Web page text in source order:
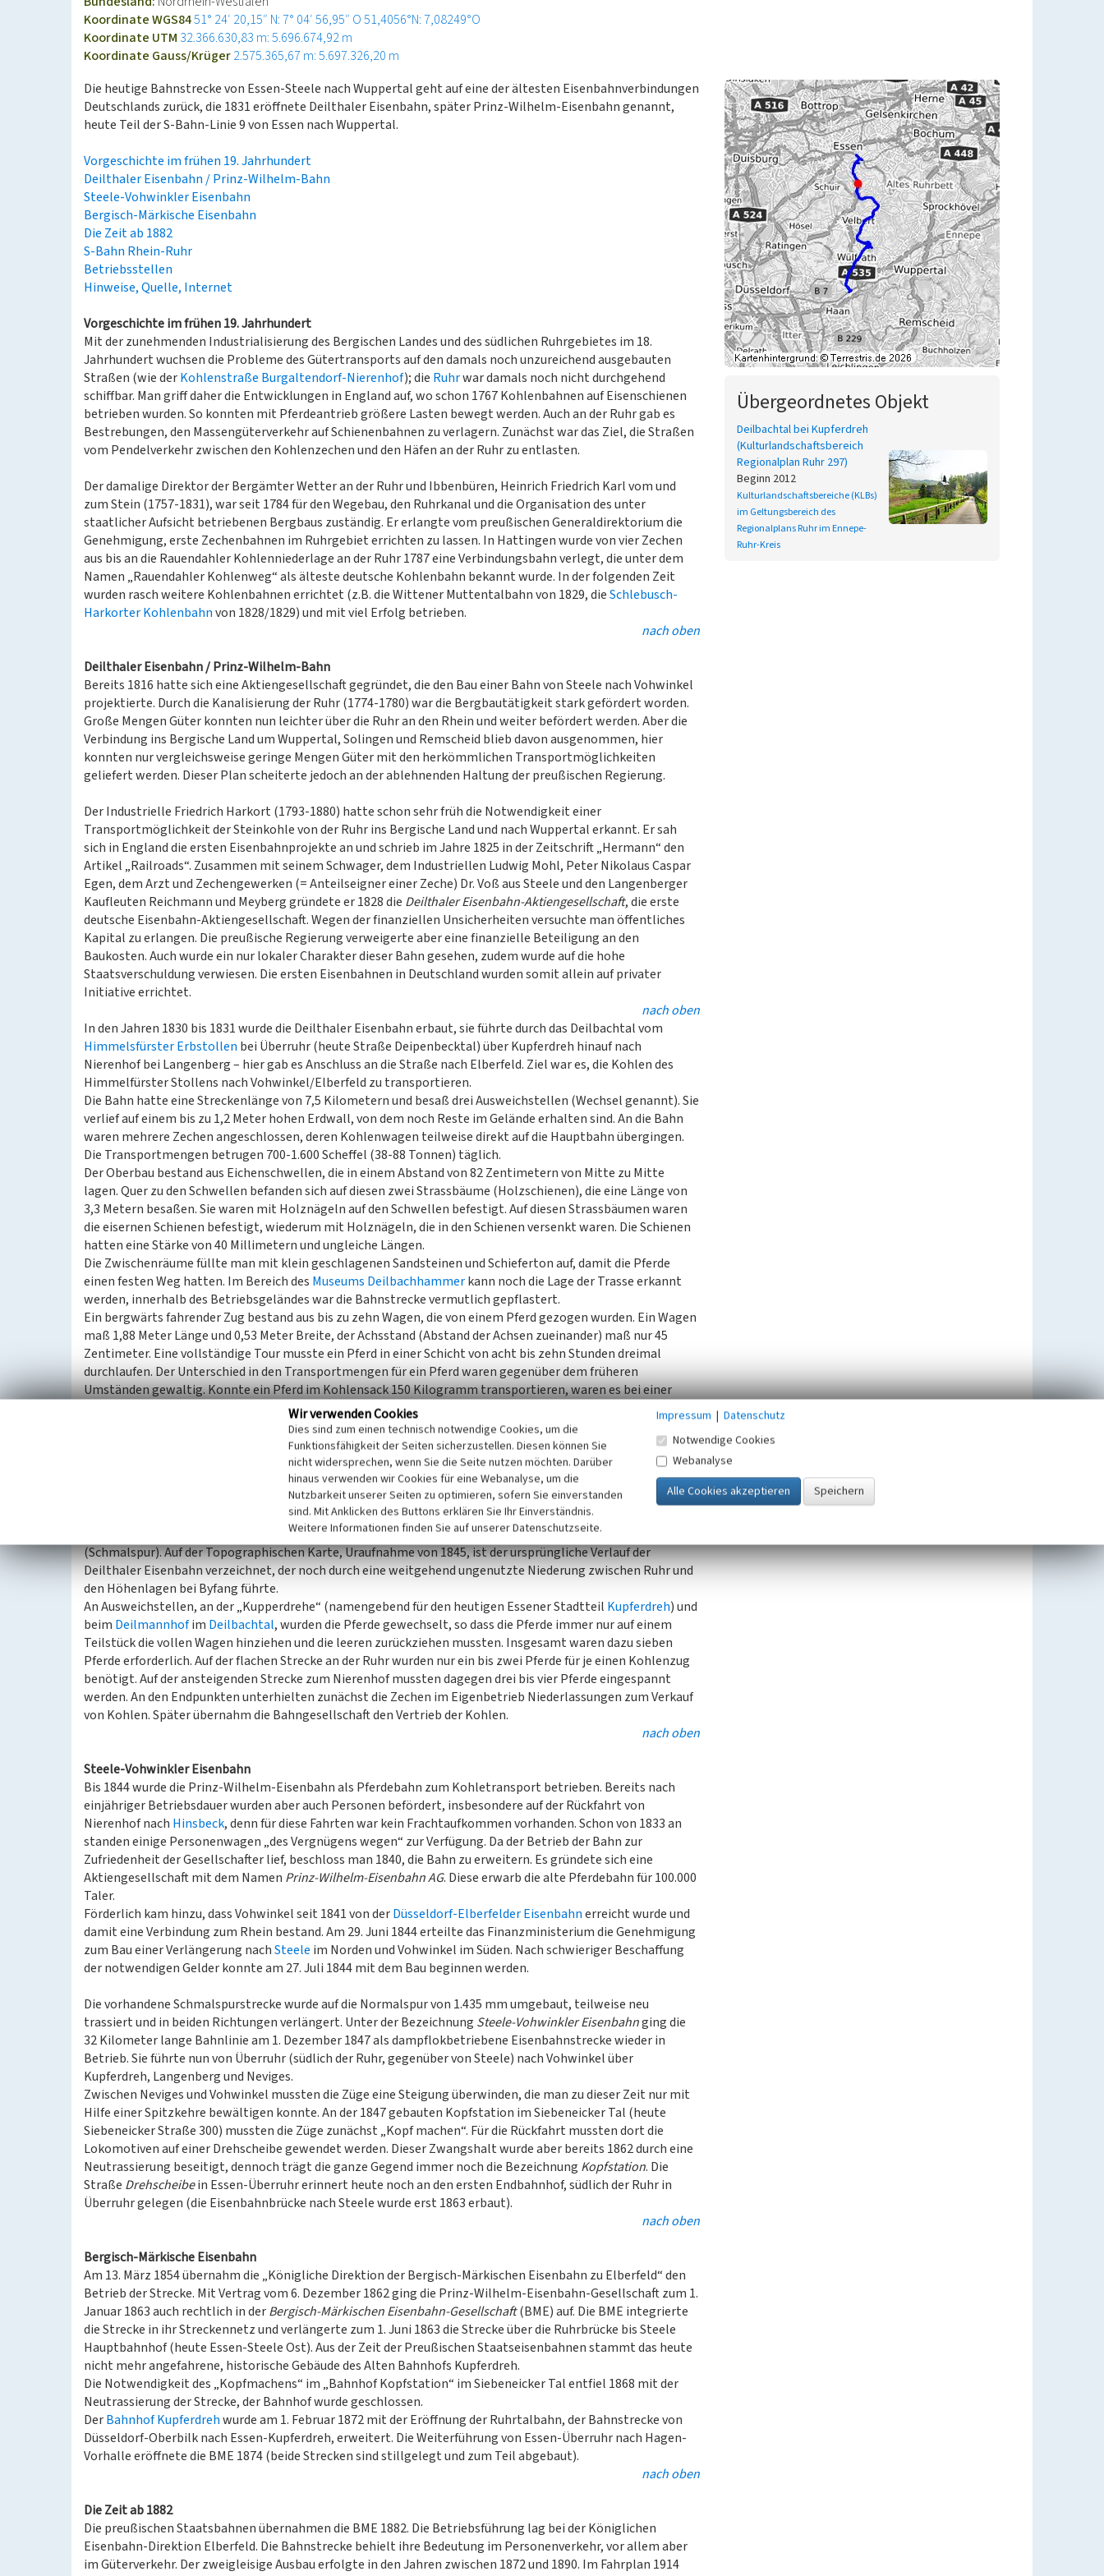
Koordinate WGS8451° 24′ 20,15″ N: 7° 04′ 56,95″ O51,4056°N: 7,08249°O
Koordinate UTM 32.366.630,83 m: 5.696.674,92 m
Koordinate Gauss/Krüger2.575.365,67 m: 5.697.326,20 m
Die heutige Bahnstrecke von Essen-Steele nach Wuppertal geht auf eine der ältesten Eisenbahnverbindungen
Deutschlands zurück, die 1831 eröffnete Deilthaler Eisenbahn, später Prinz-Wilhelm-Eisenbahn genannt,
heute Teil der S-Bahn-Linie 9 von Essen nach Wuppertal.
Vorgeschichte im frühen 19. Jahrhundert
Deilthaler Eisenbahn / Prinz-Wilhelm-Bahn
Steele-Vohwinkler Eisenbahn
Bergisch-Märkische Eisenbahn
Die Zeit ab 1882
S-Bahn Rhein-Ruhr
Betriebsstellen
Hinweise, Quelle, Internet
Vorgeschichte im frühen 19. Jahrhundert
Mit der zunehmenden Industrialisierung des Bergischen Landes und des südlichen Ruhrgebietes im 18.
Jahrhundert wuchsen die Probleme des Gütertransports auf den damals noch unzureichend ausgebauten
Straßen (wie derKohlenstraße Burgaltendorf-Nierenhof); die Ruhrwar damals noch nicht durchgehend
schiffbar. Man griff daher die Entwicklungen in England auf, wo schon 1767 Kohlenbahnen auf Eisenschienen
betrieben wurden. So konnten mit Pferdeantrieb größere Lasten bewegt werden. Auch an der Ruhr gab es
Bestrebungen, den Massengüterverkehr auf Schienenbahnen zu verlagern. Zunächst war das Ziel, die Straßen
vom Pendelverkehr zwischen den Kohlenzechen und den Häfen an der Ruhr zu entlasten.
Der damalige Direktor der Bergämter Wetter an der Ruhr und Ibbenbüren, Heinrich Friedrich Karl vom und
zum Stein (1757-1831), war seit 1784 für den Wegebau, den Ruhrkanal und die Organisation des unter
staatlicher Aufsicht betriebenen Bergbaus zuständig. Er erlangte vom preußischen Generaldirektorium die
Genehmigung, erste Zechenbahnen im Ruhrgebiet errichten zu lassen. In Hattingen wurde von vier Zechen
aus bis an die Rauendahler Kohlenniederlage an der Ruhr 1787 eine Verbindungsbahn verlegt, die unter dem
Namen „Rauendahler Kohlenweg“ als älteste deutsche Kohlenbahn bekannt wurde. In der folgenden Zeit
wurden rasch weitere Kohlenbahnen errichtet (z.B. die Wittener Muttentalbahn von 1829, dieSchlebusch-
Harkorter Kohlenbahnvon 1828/1829) und mit viel Erfolg betrieben.
nach oben
Deilthaler Eisenbahn / Prinz-Wilhelm-Bahn
Bereits 1816 hatte sich eine Aktiengesellschaft gegründet, die den Bau einer Bahn von Steele nach Vohwinkel
projektierte. Durch die Kanalisierung der Ruhr (1774-1780) war die Bergbautätigkeit stark gefördert worden.
Große Mengen Güter konnten nun leichter über die Ruhr an den Rhein und weiter befördert werden. Aber die
Verbindung ins Bergische Land um Wuppertal, Solingen und Remscheid blieb davon ausgenommen, hier
konnten nur vergleichsweise geringe Mengen Güter mit den herkömmlichen Transportmöglichkeiten
geliefert werden. Dieser Plan scheiterte jedoch an der ablehnenden Haltung der preußischen Regierung.
Der Industrielle Friedrich Harkort (1793-1880) hatte schon sehr früh die Notwendigkeit einer
Transportmöglichkeit der Steinkohle von der Ruhr ins Bergische Land und nach Wuppertal erkannt. Er sah
sich in England die ersten Eisenbahnprojekte an und schrieb im Jahre 1825 in der Zeitschrift „Hermann“ den
Artikel „Railroads“. Zusammen mit seinem Schwager, dem Industriellen Ludwig Mohl, Peter Nikolaus Caspar
Egen, dem Arzt und Zechengewerken (= Anteilseigner einer Zeche) Dr. Voß aus Steele und den Langenberger
Kaufleuten Reichmann und Meyberg gründete er 1828 die Deilthaler Eisenbahn-Aktiengesellschaft, die erste
deutsche Eisenbahn-Aktiengesellschaft. Wegen der finanziellen Unsicherheiten versuchte man öffentliches
Kapital zu erlangen. Die preußische Regierung verweigerte aber eine finanzielle Beteiligung an den
Baukosten. Auch wurde ein nur lokaler Charakter dieser Bahn gesehen, zudem wurde auf die hohe
Staatsverschuldung verwiesen. Die ersten Eisenbahnen in Deutschland wurden somit allein auf privater
Initiative errichtet.
nach oben
In den Jahren 1830 bis 1831 wurde die Deilthaler Eisenbahn erbaut, sie führte durch das Deilbachtal vom
Himmelsfürster Erbstollen bei Überruhr (heute Straße Deipenbecktal) über Kupferdreh hinauf nach
Nierenhof bei Langenberg – hier gab es Anschluss an die Straße nach Elberfeld. Ziel war es, die Kohlen des
Himmelfürster Stollens nach Vohwinkel/Elberfeld zu transportieren.
Die Bahn hatte eine Streckenlänge von 7,5 Kilometern und besaß drei Ausweichstellen (Wechsel genannt). Sie
verlief auf einem bis zu 1,2 Meter hohen Erdwall, von dem noch Reste im Gelände erhalten sind. An die Bahn
waren mehrere Zechen angeschlossen, deren Kohlenwagen teilweise direkt auf die Hauptbahn übergingen.
Die Transportmengen betrugen 700-1.600 Scheffel (38-88 Tonnen) täglich.
Der Oberbau bestand aus Eichenschwellen, die in einem Abstand von 82 Zentimetern von Mitte zu Mitte
lagen. Quer zu den Schwellen befanden sich auf diesen zwei Strassbäume (Holzschienen), die eine Länge von
3,3 Metern besaßen. Sie waren mit Holznägeln auf den Schwellen befestigt. Auf diesen Strassbäumen waren
die eisernen Schienen befestigt, wiederum mit Holznägeln, die in den Schienen versenkt waren. Die Schienen
hatten eine Stärke von 40 Millimetern und ungleiche Längen.
Die Zwischenräume füllte man mit klein geschlagenen Sandsteinen und Schieferton auf, damit die Pferde
einen festen Weg hatten. Im Bereich des Museums Deilbachhammerkann noch die Lage der Trasse erkannt
werden, innerhalb des Betriebsgeländes war die Bahnstrecke vermutlich gepflastert.
Ein bergwärts fahrender Zug bestand aus bis zu zehn Wagen, die von einem Pferd gezogen wurden. Ein Wagen
maß 1,88 Meter Länge und 0,53 Meter Breite, der Achsstand (Abstand der Achsen zueinander) maß nur 45
Zentimeter. Eine vollständige Tour musste ein Pferd in einer Schicht von acht bis zehn Stunden dreimal
durchlaufen. Der Unterschied in den Transportmengen für ein Pferd waren gegenüber dem früheren
Umständen gewaltig. Konnte ein Pferd im Kohlensack 150 Kilogramm transportieren, waren es bei einer
Fahrt mit der Bahn 4.400 Kilogramm (ohne Wagengewichte), also fast 30 Mal mehr.
nach oben
Am 20. September 1831 wurde die Strecke durch Prinz Wilhelm von Preußen, dem jüngsten Bruder König
Friedrich Wilhelms II. und späteren preußischen König Wilhelm I. und ab 1871 Kaiser Wilhelm I. (1797-1888),
und seiner Familie befahren. Sie nutzten dabei einen mit Teppichen ausgeschlagenen Kohlenwagen. Die Bahn
durfte sich später mit seiner ErlaubnisPrinz-Wilhelm-Eisenbahnnennen.
Diese Bahn trug bereits die Bezeichnung „Eisenbahn“, weil sie mit eisernen Rädern auf eisernen Schienen fuhr.
Die Gesamtstrecke betrug eine preußische Meile (7.532 Meter), die Spurbreite zunächst 820 Millimeter
(Schmalspur). Auf der Topographischen Karte, Uraufnahme von 1845, ist der ursprüngliche Verlauf der
Deilthaler Eisenbahn verzeichnet, der noch durch eine weitgehend ungenutzte Niederung zwischen Ruhr und
den Höhenlagen bei Byfang führte.
An Ausweichstellen, an der „Kupperdrehe“ (namengebend für den heutigen Essener Stadtteil Kupferdreh) und
beim Deilmannhofim Deilbachtal, wurden die Pferde gewechselt, so dass die Pferde immer nur auf einem
Teilstück die vollen Wagen hinziehen und die leeren zurückziehen mussten. Insgesamt waren dazu sieben
Pferde erforderlich. Auf der flachen Strecke an der Ruhr wurden nur ein bis zwei Pferde für je einen Kohlenzug
benötigt. Auf der ansteigenden Strecke zum Nierenhof mussten dagegen drei bis vier Pferde eingespannt
werden. An den Endpunkten unterhielten zunächst die Zechen im Eigenbetrieb Niederlassungen zum Verkauf
von Kohlen. Später übernahm die Bahngesellschaft den Vertrieb der Kohlen.
nach oben
Steele-Vohwinkler Eisenbahn
Bis 1844 wurde die Prinz-Wilhelm-Eisenbahn als Pferdebahn zum Kohletransport betrieben. Bereits nach
einjähriger Betriebsdauer wurden aber auch Personen befördert, insbesondere auf der Rückfahrt von
Nierenhof nach Hinsbeck, denn für diese Fahrten war kein Frachtaufkommen vorhanden. Schon von 1833 an
standen einige Personenwagen „des Vergnügens wegen“ zur Verfügung. Da der Betrieb der Bahn zur
Zufriedenheit der Gesellschafter lief, beschloss man 1840, die Bahn zu erweitern. Es gründete sich eine
Aktiengesellschaft mit dem Namen Prinz-Wilhelm-Eisenbahn AG. Diese erwarb die alte Pferdebahn für 100.000
Taler.
Förderlich kam hinzu, dass Vohwinkel seit 1841 von derDüsseldorf-Elberfelder Eisenbahnerreicht wurde und
damit eine Verbindung zum Rhein bestand. Am 29. Juni 1844 erteilte das Finanzministerium die Genehmigung
zum Bau einer Verlängerung nachSteele im Norden und Vohwinkel im Süden. Nach schwieriger Beschaffung
der notwendigen Gelder konnte am 27. Juli 1844 mit dem Bau beginnen werden.
Die vorhandene Schmalspurstrecke wurde auf die Normalspur von 1.435 mm umgebaut, teilweise neu
trassiert und in beiden Richtungen verlängert. Unter der Bezeichnung Steele-Vohwinkler Eisenbahnging die
32 Kilometer lange Bahnlinie am 1. Dezember 1847 als dampflokbetriebene Eisenbahnstrecke wieder in
Betrieb. Sie führte nun von Überruhr (südlich der Ruhr, gegenüber von Steele) nach Vohwinkel über
Kupferdreh, Langenberg und Neviges.
Zwischen Neviges und Vohwinkel mussten die Züge eine Steigung überwinden, die man zu dieser Zeit nur mit
Hilfe einer Spitzkehre bewältigen konnte. An der 1847 gebauten Kopfstation im Siebeneicker Tal (heute
Siebeneicker Straße 300) mussten die Züge zunächst „Kopf machen“. Für die Rückfahrt mussten dort die
Lokomotiven auf einer Drehscheibe gewendet werden. Dieser Zwangshalt wurde aber bereits 1862 durch eine
Neutrassierung beseitigt, dennoch trägt die ganze Gegend immer noch die Bezeichnung Kopfstation. Die
Straße Drehscheibein Essen-Überruhr erinnert heute noch an den ersten Endbahnhof, südlich der Ruhr in
Überruhr gelegen (die Eisenbahnbrücke nach Steele wurde erst 1863 erbaut).
nach oben
Bergisch-Märkische Eisenbahn
Am 13. März 1854 übernahm die „Königliche Direktion der Bergisch-Märkischen Eisenbahn zu Elberfeld“ den
Betrieb der Strecke. Mit Vertrag vom 6. Dezember 1862 ging die Prinz-Wilhelm-Eisenbahn-Gesellschaft zum 1.
Januar 1863 auch rechtlich in derBergisch-Märkischen Eisenbahn-Gesellschaft(BME) auf. Die BME integrierte
die Strecke in ihr Streckennetz und verlängerte zum 1. Juni 1863 die Strecke über die Ruhrbrücke bis Steele
Hauptbahnhof (heute Essen-Steele Ost). Aus der Zeit der Preußischen Staatseisenbahnen stammt das heute
nicht mehr angefahrene, historische Gebäude des Alten Bahnhofs Kupferdreh.
Die Notwendigkeit des „Kopfmachens“ im „Bahnhof Kopfstation“ im Siebeneicker Tal entfiel 1868 mit der
Neutrassierung der Strecke, der Bahnhof wurde geschlossen.
DerBahnhof Kupferdrehwurde am 1. Februar 1872 mit der Eröffnung der Ruhrtalbahn, der Bahnstrecke von
Düsseldorf-Oberbilk nach Essen-Kupferdreh, erweitert. Die Weiterführung von Essen-Überruhr nach Hagen-
Vorhalle eröffnete die BME 1874 (beide Strecken sind stillgelegt und zum Teil abgebaut).
nach oben
Die Zeit ab 1882
Die preußischen Staatsbahnen übernahmen die BME 1882. Die Betriebsführung lag bei der Königlichen
Eisenbahn-Direktion Elberfeld. Die Bahnstrecke behielt ihre Bedeutung im Personenverkehr, vor allem aber
im Güterverkehr. Der zweigleisige Ausbau erfolgte in den Jahren zwischen 1872 und 1890. Im Fahrplan 1914
Übergeordnetes Objekt
Deilbachtal bei Kupferdreh
(Kulturlandschaftsbereich
Regionalplan Ruhr 297)
Beginn 2012
Kulturlandschaftsbereiche (KLBs)
im Geltungsbereich des
Regionalplans Ruhr im Ennepe-
Ruhr-Kreis
Wir verwenden Cookies
Dies sind zum einen technisch notwendige Cookies, um die
Funktionsfähigkeit der Seiten sicherzustellen. Diesen können Sie
nicht widersprechen, wenn Sie die Seite nutzen möchten. Darüber
hinaus verwenden wir Cookies für eine Webanalyse, um die
Nutzbarkeit unserer Seiten zu optimieren, sofern Sie einverstanden
sind. Mit Anklicken des Buttons erklären Sie Ihr Einverständnis.
Weitere Informationen finden Sie auf unserer Datenschutzseite.
Impressum | Datenschutz
Notwendige Cookies
Webanalyse